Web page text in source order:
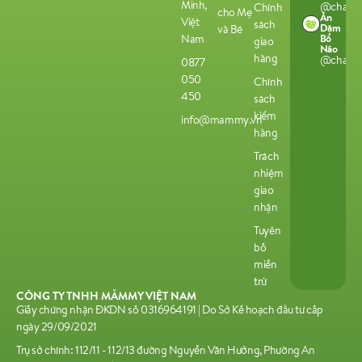
Minh,
Việt
Nam
0877
050
450
info@mammy.vn
cho Mẹ
và Bé
Chính
sách
giao
hàng
Chính
sách
kiểm
hàng
Trách
nhiệm
giao
nhận
Tuyên
bố
miễn
trừ
Ăn
Dặm
Bổ
Não
CÔNG TY TNHH MĂMMY VIỆT NAM
Giấy chứng nhận ĐKDN số 0316964191 | Do Sở Kế hoạch đầu tư cấp
ngày 29/09/2021
Trụ sở chính: 112/11 - 112/13 đường Nguyễn Văn Hưởng, Phường An